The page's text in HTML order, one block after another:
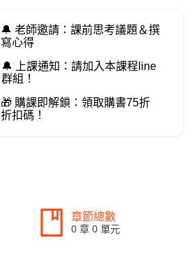
🔔 老師邀請：課前思考議題＆撰
寫心得
🔔 上課通知：請加入本課程line
群組！
🎁 購課即解鎖：領取購書75折
折扣碼！
章節總數
0 章 0 單元